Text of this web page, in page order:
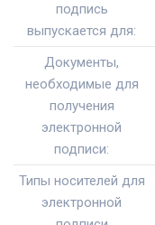
подпись
выпускается для:
Документы,
необходимые для
получения
электронной
подписи:
Типы носителей для
электронной